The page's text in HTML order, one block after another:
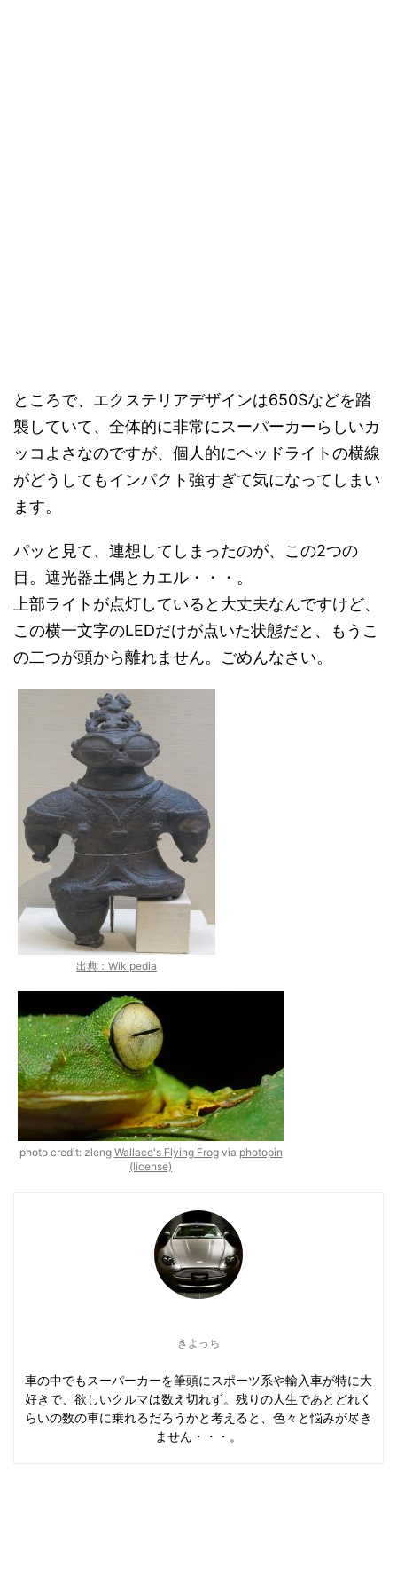
ところで、エクステリアデザインは650Sなどを踏
襲していて、全体的に非常にスーパーカーらしいカ
ッコよさなのですが、個人的にヘッドライトの横線
がどうしてもインパクト強すぎて気になってしまい
ます。
パッと見て、連想してしまったのが、この2つの
目。遮光器土偶とカエル・・・。
上部ライトが点灯していると大丈夫なんですけど、
この横一文字のLEDだけが点いた状態だと、もうこ
の二つが頭から離れません。ごめんなさい。
出典：Wikipedia
photo credit: zleng Wallace's Flying Frogvia photopin
(license)
きよっち
車の中でもスーパーカーを筆頭にスポーツ系や輸入車が特に大
好きで、欲しいクルマは数え切れず。残りの人生であとどれく
らいの数の車に乗れるだろうかと考えると、色々と悩みが尽き
ません・・・。